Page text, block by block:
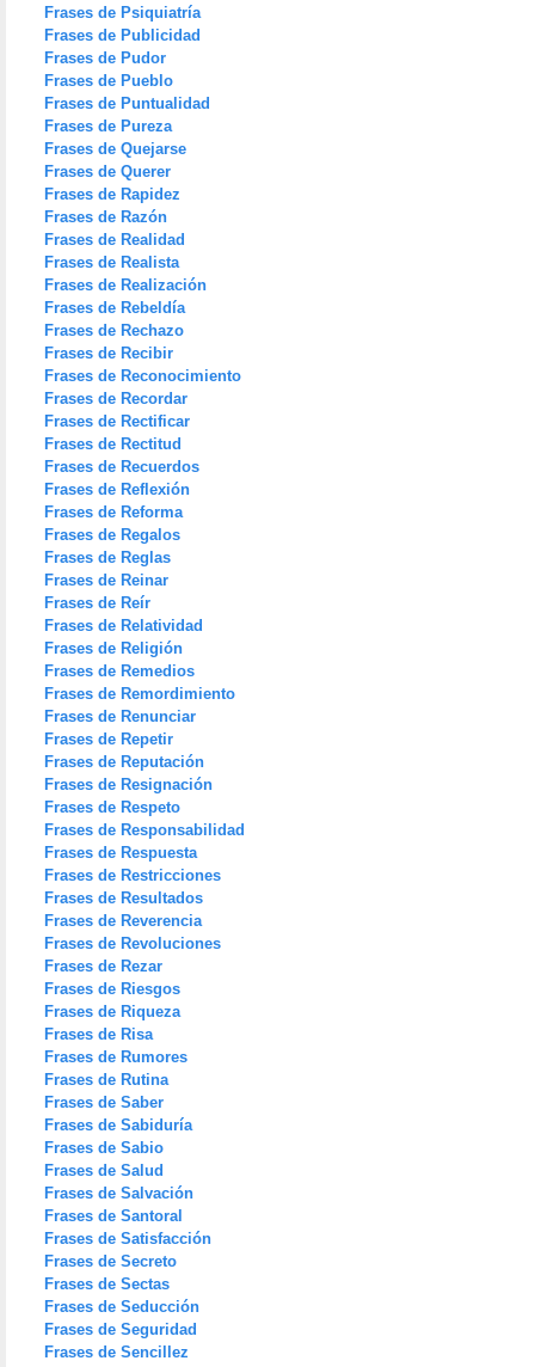
Frases de Psiquiatría
Frases de Publicidad
Frases de Pudor
Frases de Pueblo
Frases de Puntualidad
Frases de Pureza
Frases de Quejarse
Frases de Querer
Frases de Rapidez
Frases de Razón
Frases de Realidad
Frases de Realista
Frases de Realización
Frases de Rebeldía
Frases de Rechazo
Frases de Recibir
Frases de Reconocimiento
Frases de Recordar
Frases de Rectificar
Frases de Rectitud
Frases de Recuerdos
Frases de Reflexión
Frases de Reforma
Frases de Regalos
Frases de Reglas
Frases de Reinar
Frases de Reír
Frases de Relatividad
Frases de Religión
Frases de Remedios
Frases de Remordimiento
Frases de Renunciar
Frases de Repetir
Frases de Reputación
Frases de Resignación
Frases de Respeto
Frases de Responsabilidad
Frases de Respuesta
Frases de Restricciones
Frases de Resultados
Frases de Reverencia
Frases de Revoluciones
Frases de Rezar
Frases de Riesgos
Frases de Riqueza
Frases de Risa
Frases de Rumores
Frases de Rutina
Frases de Saber
Frases de Sabiduría
Frases de Sabio
Frases de Salud
Frases de Salvación
Frases de Santoral
Frases de Satisfacción
Frases de Secreto
Frases de Sectas
Frases de Seducción
Frases de Seguridad
Frases de Sencillez